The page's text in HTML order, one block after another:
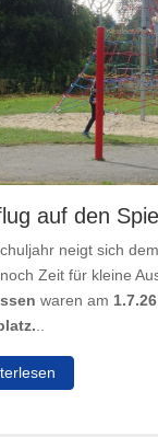
auf den
neigt sich
Zeit für kleine
waren am 1.7.26
..